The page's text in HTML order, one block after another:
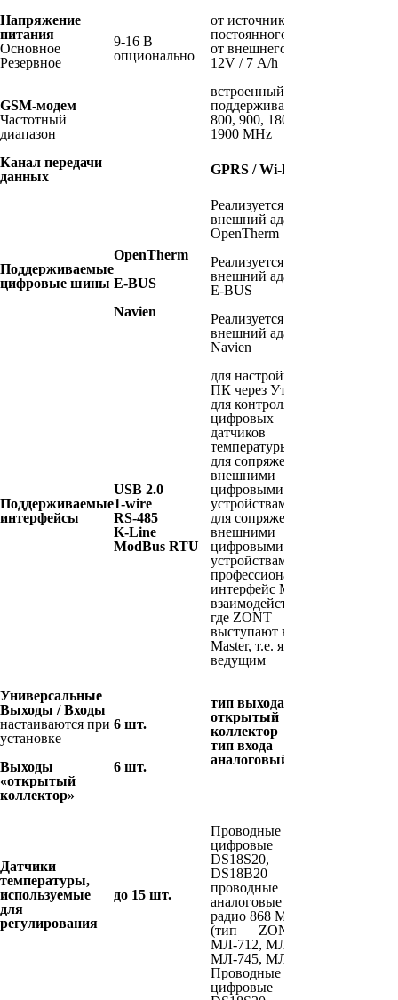
Напряжение
питания
Основное
Резервное
9-16 В
опционально
от источника
постоянного тока
от внешнего АКБ
12V / 7 А/h
GSM-модем
Частотный
диапазон
встроенный,
поддерживает 2 G
800, 900, 1800,
1900 MHz
Канал передачи
данных
GPRS / Wi-Fi
Поддерживаемые
цифровые шины
OpenTherm
E-BUS
Navien
Реализуется через
внешний адаптер
OpenTherm
Реализуется через
внешний адаптер
E-BUS
Реализуется через
внешний адаптер
Navien
Поддерживаемые
интерфейсы
USB 2.0
1-wire
RS-485
K-Line
ModBus RTU
для настройки с
ПК через Утилиту
для контроля
цифровых
датчиков
температуры
для сопряжения с
внешними
цифровыми
устройствами
для сопряжения c
внешними
цифровыми
устройствами
профессиональный
интерфейс М2М-
взаимодействия,
где ZONT
выступают в роли
Master, т.е. является
ведущим
Универсальные
Выходы / Входы
настаиваются при
установке
Выходы
«открытый
коллектор»
6 шт.
6 шт.
тип выхода -
открытый
коллектор
тип входа -
аналоговый
Датчики
температуры,
используемые
для
регулирования
до 15 шт.
Проводные
цифровые
DS18S20,
DS18B20
проводные
аналоговые NTC
радио 868 МГц
(тип — ZONT
МЛ-712, МЛ-740,
МЛ-745, МЛ-711)
Проводные
цифровые